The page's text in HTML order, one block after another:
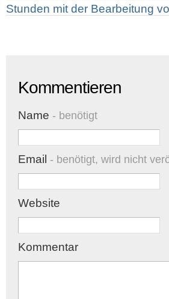
Stunden mit der Bearbeitung
Kommentieren
Name - benötigt
Email - benötigt, wird nicht
Website
Kommentar